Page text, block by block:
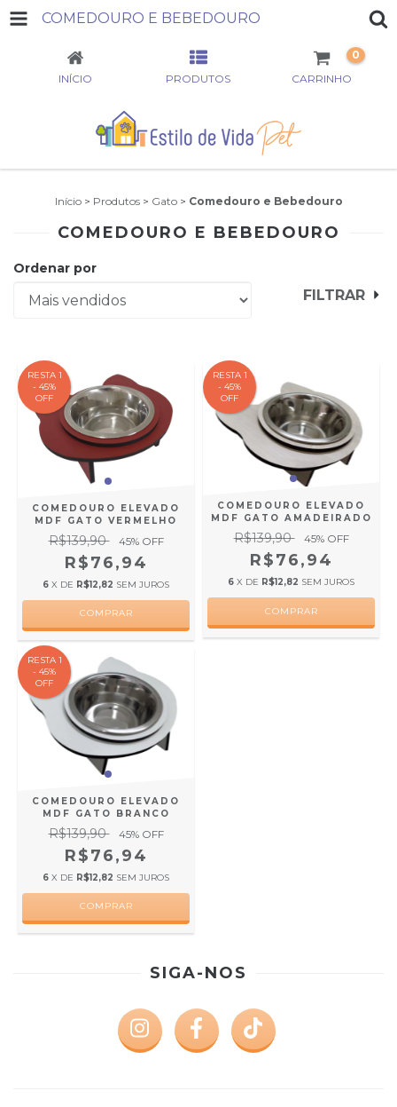
COMEDOURO E BEBEDOURO
INÍCIO PRODUTOS CARRINHO
0
Início > Produtos > Gato > Comedouro e Bebedouro
COMEDOURO E BEBEDOURO
Ordenar por
FILTRAR
RESTA 1
- 45%
OFF
COMEDOURO ELEVADO
MDF GATO VERMELHO
R$139,90 45% OFF
R$76,94
6 X DE R$12,82 SEM JUROS
RESTA 1
- 45%
OFF
COMEDOURO ELEVADO
MDF GATO AMADEIRADO
R$139,90 45% OFF
R$76,94
6 X DE R$12,82 SEM JUROS
RESTA 1
- 45%
OFF
COMEDOURO ELEVADO
MDF GATO BRANCO
R$139,90 45% OFF
R$76,94
6 X DE R$12,82 SEM JUROS
SIGA-NOS